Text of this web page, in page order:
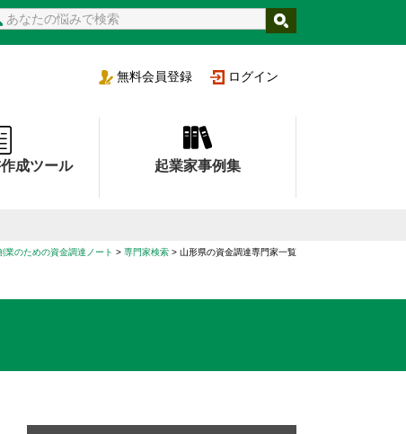
ログイン
無料会員登録
成ツール 起業家事例集
業のための資金調達ノート > 専門家検索 > 山形県の資金調達専門家一覧